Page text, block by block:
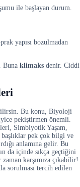
ile başlayan durum.
yapısı bozulmadan
Buna klimaks denir. Ciddi
Bu konu, Biyoloji
pekiştirmen önemli.
Simbiyotik Yaşam,
pek çok bilgi ve
anlamına gelir. Bu
da içinde sıkça geçtiğini
karşımıza çıkabilir!
sorulması tercih edilen